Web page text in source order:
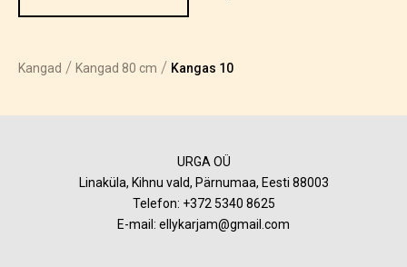
Kangad / Kangad 80 cm / Kangas 10
URGA OÜ
Linaküla, Kihnu vald, Pärnumaa, Eesti 88003
Telefon: +372 5340 8625
E-mail: ellykarjam@gmail.com